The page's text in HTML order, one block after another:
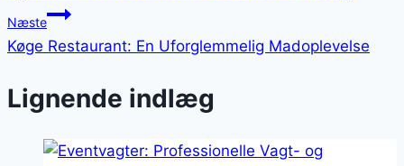
Næste
Køge Restaurant: En Uforglemmelig Madoplevelse
Lignende indlæg